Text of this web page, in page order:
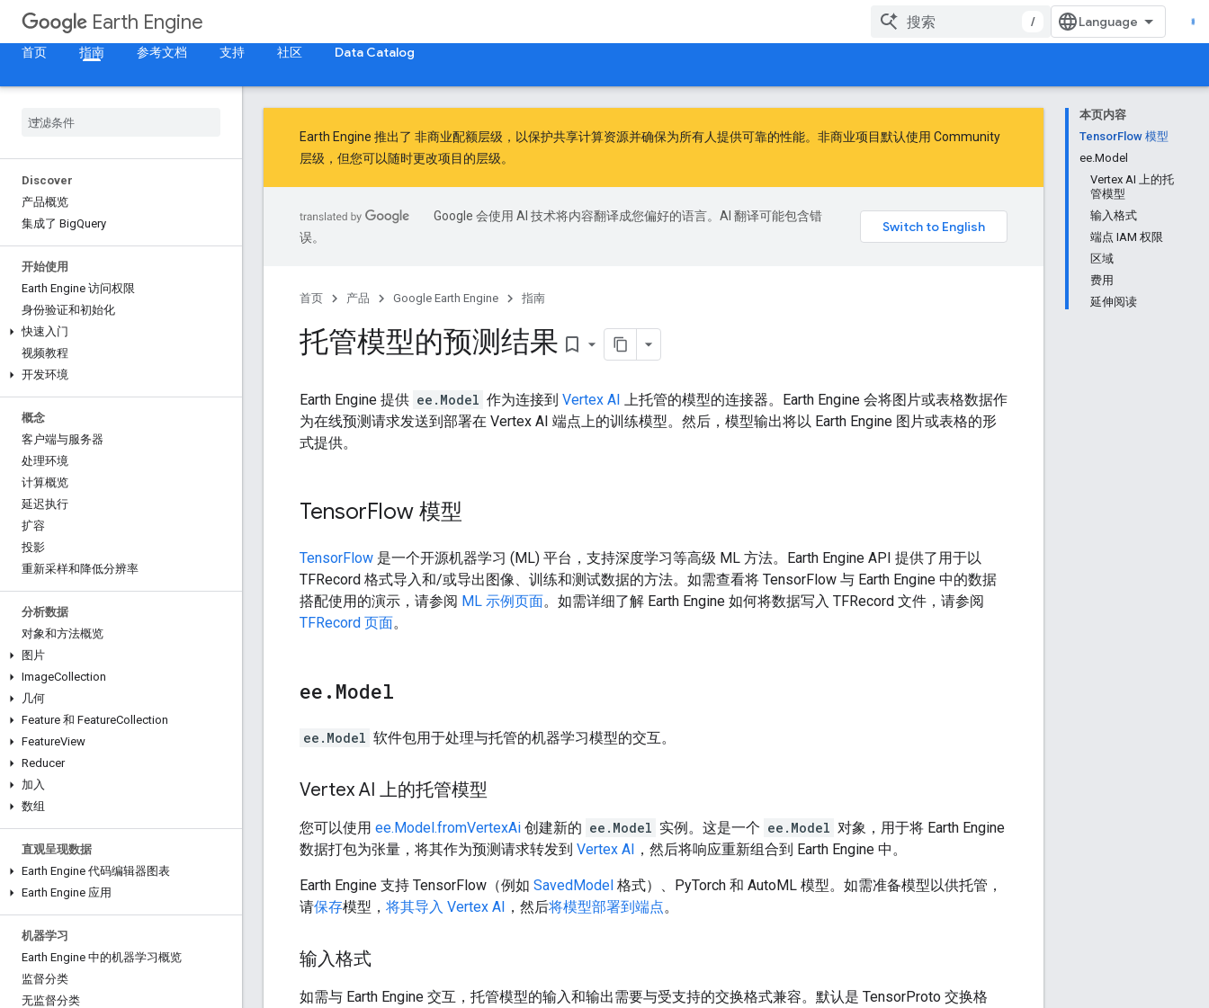
Earth Engine
/
首页
指南 参考文档 支持 社区 Data Catalog
Discover
产品概览
集成了 BigQuery
开始使用
Earth Engine 访问权限
身份验证和初始化
快速入门
视频教程
开发环境
概念
客户端与服务器
处理环境
计算概览
延迟执行
扩容
投影
重新采样和降低分辨率
分析数据
对象和方法概览
图片
ImageCollection
几何
Feature 和 FeatureCollection
FeatureView
Reducer
加入
数组
直观呈现数据
Earth Engine 代码编辑器图表
Earth Engine 应用
机器学习
Earth Engine 中的机器学习概览
监督分类
无监督分类
本页内容
TensorFlow 模型
ee.Model
Vertex AI 上的托
管模型
输入格式
端点 IAM 权限
区域
费用
延伸阅读
Earth Engine 推出了 非商业配额层级 ，以保护共享计算资源并确保为所有人提供可靠的性能。非商业项目默认使用 Community
层级，但您可以随时更改项目的层级。
Google 会使用 AI 技术将内容翻译成您偏好的语言。AI 翻译可能包含错
误。
首页 产品 Google Earth Engine 指南
托管模型的预测结果 bookmark_border
Earth Engine 提供 ee.Model 作为连接到 Vertex AI 上托管的模型的连接器。Earth Engine 会将图片或表格数据作
为在线预测请求发送到部署在 Vertex AI 端点上的训练模型。然后，模型输出将以 Earth Engine 图片或表格的形
式提供。
TensorFlow 模型
TensorFlow 是一个开源机器学习 (ML) 平台，支持深度学习等高级 ML 方法。Earth Engine API 提供了用于以
TFRecord 格式导入和/或导出图像、训练和测试数据的方法。如需查看将 TensorFlow 与 Earth Engine 中的数据
搭配使用的演示，请参阅 ML 示例页面。如需详细了解 Earth Engine 如何将数据写入 TFRecord 文件，请参阅
TFRecord 页面。
ee . Model
ee.Model 软件包用于处理与托管的机器学习模型的交互。
Vertex AI 上的托管模型
您可以使用 ee.Model.fromVertexAi 创建新的 ee.Model 实例。这是一个 ee.Model 对象，用于将 Earth Engine
数据打包为张量，将其作为预测请求转发到 Vertex AI ，然后将响应重新组合到 Earth Engine 中。
Earth Engine 支持 TensorFlow（例如 SavedModel 格式）、PyTorch 和 AutoML 模型。如需准备模型以供托管，
请保存模型， 将其导入 Vertex AI ，然后将模型部署到端点。
输入格式
如需与 Earth Engine 交互，托管模型的输入和输出需要与受支持的交换格式兼容。默认是 TensorProto 交换格